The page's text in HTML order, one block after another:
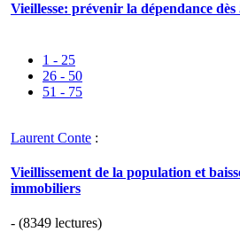
Vieillesse: prévenir la dépendance dès
1 - 25
26 - 50
51 - 75
Laurent Conte :
Vieillissement de la population et
immobiliers
- (8349 lectures)